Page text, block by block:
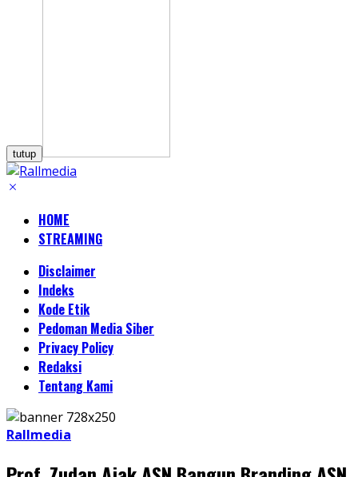
tutup
HOME
STREAMING
Disclaimer
Indeks
Kode Etik
Pedoman Media Siber
Privacy Policy
Redaksi
Tentang Kami
Rallmedia